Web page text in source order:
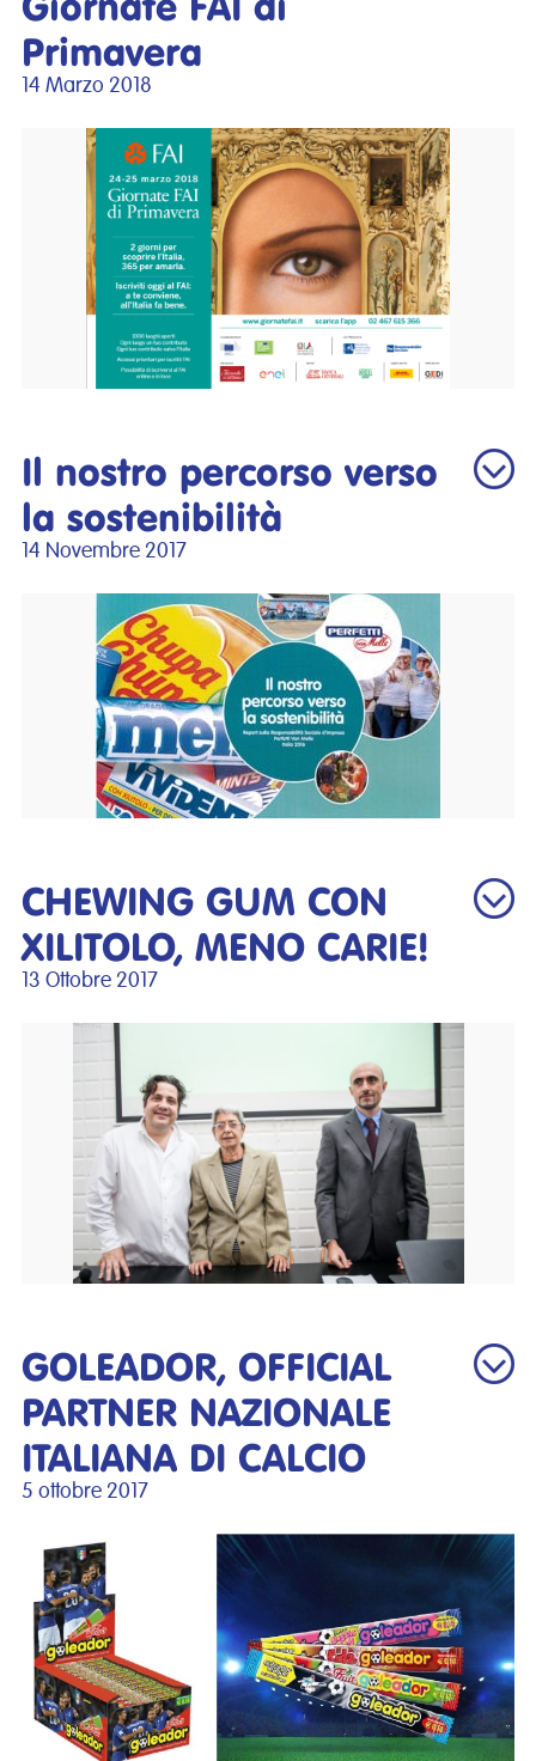
Primavera
14 Marzo 2018
Il nostro percorso verso
la sostenibilità
14 Novembre 2017
CHEWING GUM CON
XILITOLO, MENO CARIE!
13 Ottobre 2017
GOLEADOR, OFFICIAL
PARTNER NAZIONALE
ITALIANA DI CALCIO
5 ottobre 2017